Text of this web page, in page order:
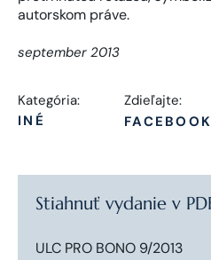
september 2013
Kategória:
INÉ
Zdieľajte:
FACEBOOK
Stiahnuť vydanie v
ULC PRO BONO 9/2013